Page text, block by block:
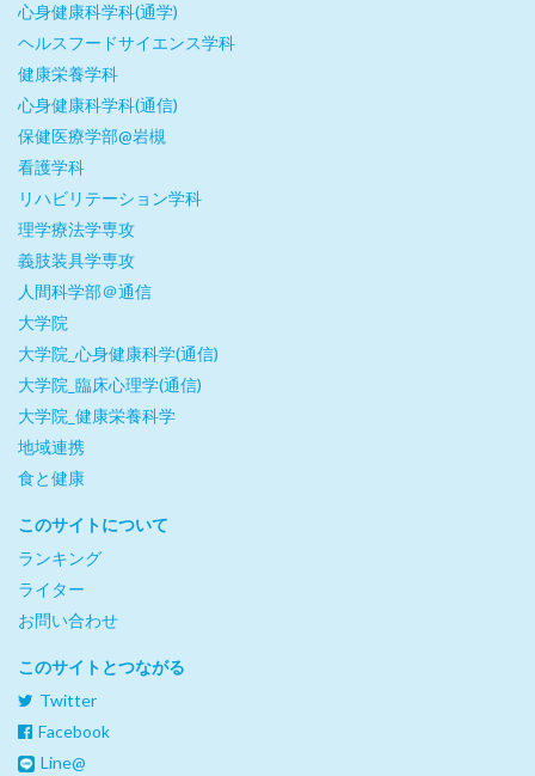
心身健康科学科(通学)
ヘルスフードサイエンス学科
健康栄養学科
心身健康科学科(通信)
保健医療学部@岩槻
看護学科
リハビリテーション学科
理学療法学専攻
義肢装具学専攻
人間科学部＠通信
大学院
大学院_心身健康科学(通信)
大学院_臨床心理学(通信)
大学院_健康栄養科学
地域連携
食と健康
このサイトについて
ランキング
ライター
お問い合わせ
このサイトとつながる
Twitter
Facebook
Line@